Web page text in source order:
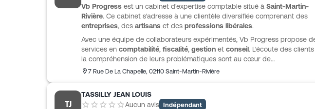
Vb Progress est un cabinet d'expertise comptable situé à Saint-Martin-
Rivière. Ce cabinet s'adresse à une clientèle diversifiée comprenant des
entreprises, des artisans et des professions libérales.
Avec une équipe de collaborateurs expérimentés, Vb Progress propose
services en comptabilité, fiscalité, gestion et conseil. L'écoute des
la compréhension de leurs problématiques sont au cœur de
l'accompagnement proposé. Le cabinet s'engage à fournir une assistance
7 Rue De La Chapelle, 02110 Saint-Martin-Rivière
TJ
TASSILLY JEAN LOUIS
Aucun avis Indépendant